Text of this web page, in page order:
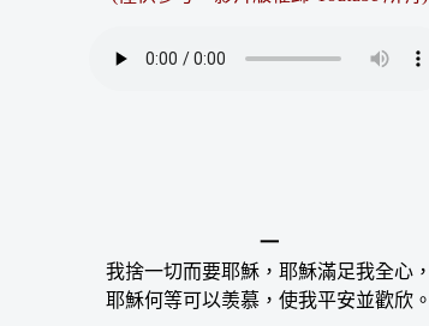
一
我捨一切而要耶穌，耶穌滿足我全心，
耶穌何等可以羡慕，使我平安並歡欣。